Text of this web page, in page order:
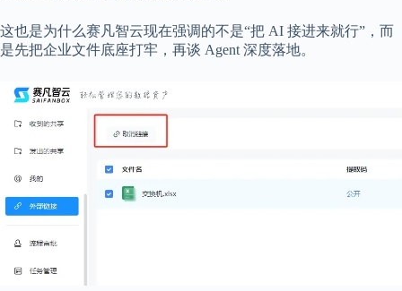
这也是为什么赛凡智云现在强调的不是“把 AI 接进来就行”，而
是先把企业文件底座打牢，再谈 Agent 深度落地。